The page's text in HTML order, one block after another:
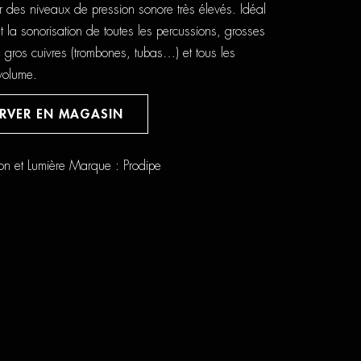
des niveaux de pression sonore très élevés. Idéal
la sonorisation de toutes les percussions, grosses
cuivres (trombones, tubas…) et tous les
EN MAGASIN
et Lumière Marque : Prodipe